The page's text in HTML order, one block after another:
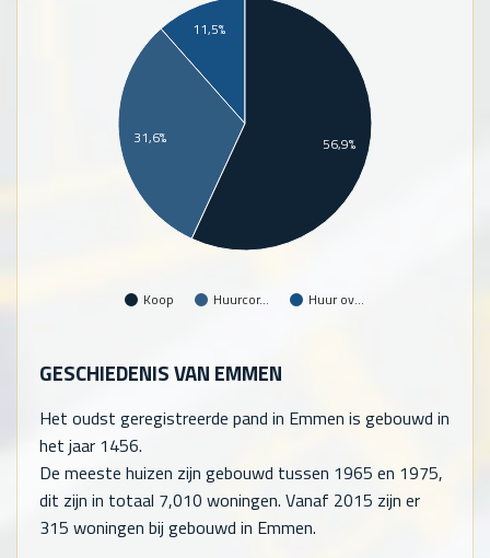
Koop Huurcor… Huur ov…
11,5%
31,6% 56,9%
GESCHIEDENIS VAN EMMEN
Het oudst geregistreerde pand in Emmen is gebouwd in
het jaar 1456.
De meeste huizen zijn gebouwd tussen 1965 en 1975,
dit zijn in totaal 7,010 woningen. Vanaf 2015 zijn er
315 woningen bij gebouwd in Emmen.